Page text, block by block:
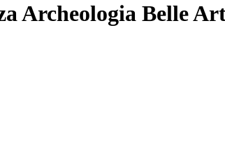
Archeologia Belle